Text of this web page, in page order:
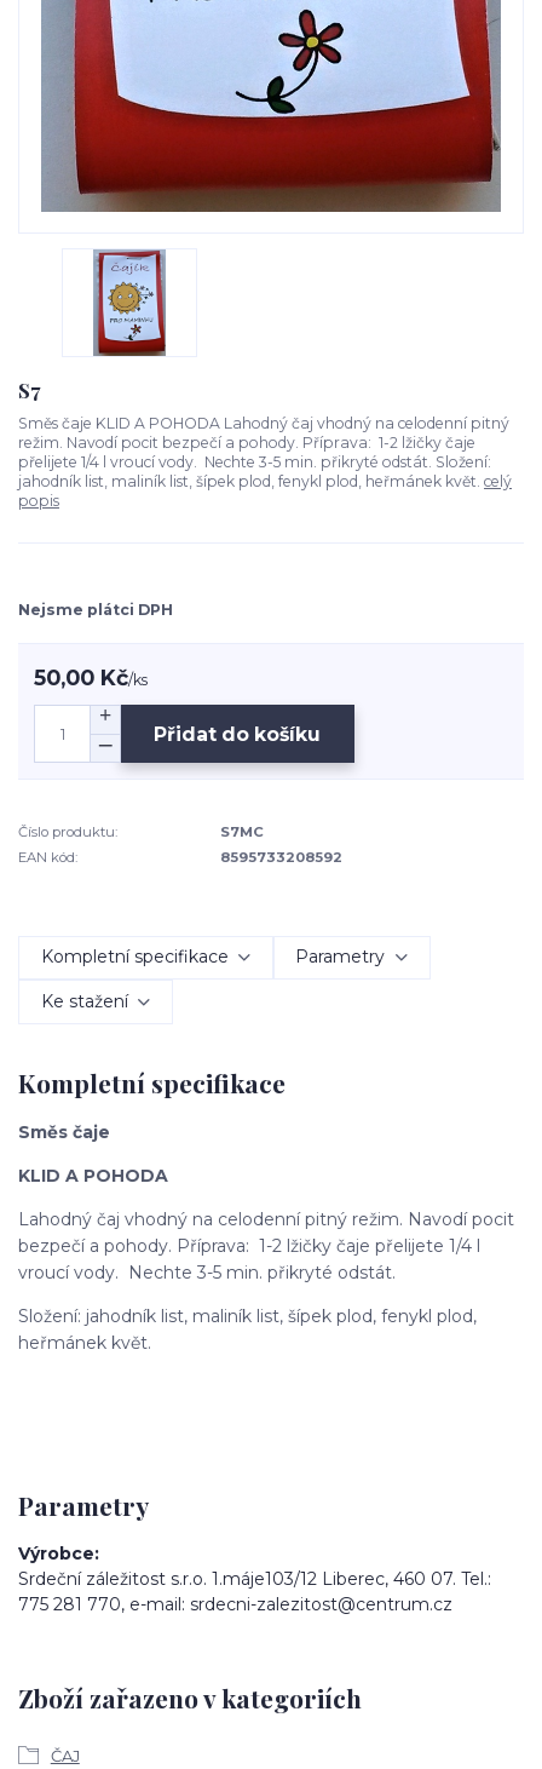
S7
Směs čaje KLID A POHODA Lahodný čaj vhodný na celodenní pitný
režim. Navodí pocit bezpečí a pohody. Příprava: 1-2 lžičky čaje
přelijete 1/4 l vroucí vody. Nechte 3-5 min. přikryté odstát. Složení:
jahodník list, maliník list, šípek plod, fenykl plod, heřmánek květ. celý
popis
Nejsme plátci DPH
50,00 Kč/ks
Přidat do košíku
Číslo produktu:
S7MC
EAN kód:
8595733208592
Kompletní specifikace Parametry
Ke stažení
Kompletní specifikace
Směs čaje
KLID A POHODA
Lahodný čaj vhodný na celodenní pitný režim. Navodí pocit
bezpečí a pohody. Příprava: 1-2 lžičky čaje přelijete 1/4 l
vroucí vody. Nechte 3-5 min. přikryté odstát.
Složení: jahodník list, maliník list, šípek plod, fenykl plod,
heřmánek květ.
Parametry
Výrobce
Srdeční záležitost s.r.o. 1.máje103/12 Liberec, 460 07. Tel.:
775 281 770, e-mail: srdecni-zalezitost@centrum.cz
Zboží zařazeno v kategoriích
ČAJ